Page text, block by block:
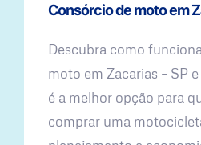
Consórcio de moto em
Descubra como
moto em Zacarias – SP
é a melhor opção para
comprar uma